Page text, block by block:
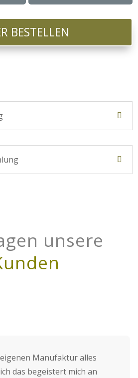
BESTELLEN
unsere
Manufaktur alles
das begeistert mich an